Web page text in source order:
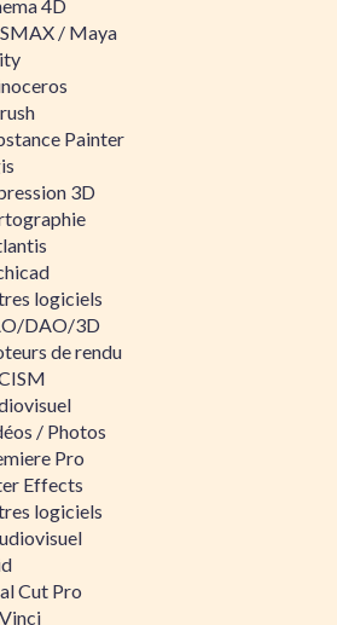
4D
/ Maya
Painter
3D
logiciels
DAO/3D
de rendu
/ Photos
Pro
Effects
logiciels
Cut Pro